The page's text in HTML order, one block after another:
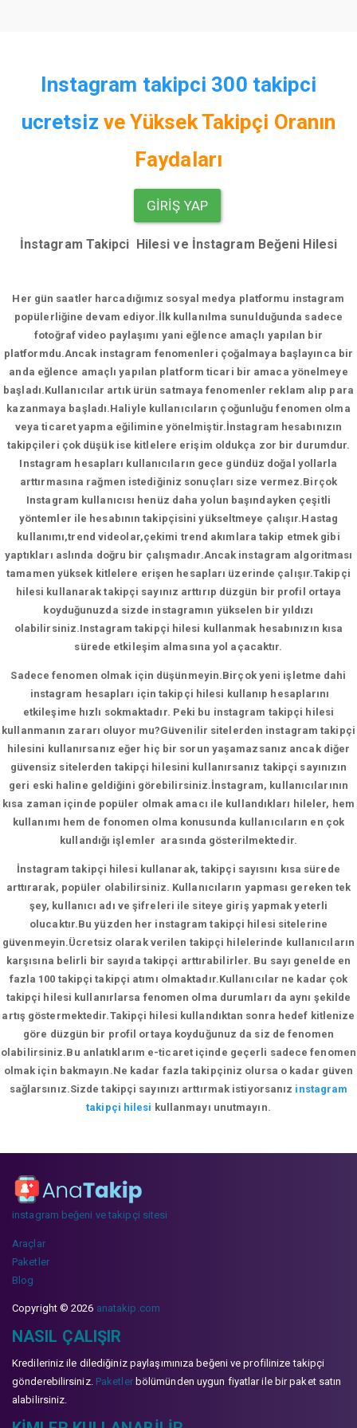
Instagram takipci 300 takipci
ucretsiz veYüksek Takipçi Oranın
Faydaları
GIRIŞ YAP
İnstagram Takipci Hilesi ve İnstagram Beğeni Hilesi
Her gün saatler harcadığımız sosyal medya platformu instagram
popülerliğine devam ediyor.İlk kullanılma sunulduğunda sadece
fotoğraf video paylaşımı yani eğlence amaçlı yapılan bir
platformdu.Ancak instagram fenomenleri çoğalmaya başlayınca bir
anda eğlence amaçlı yapılan platform ticari bir amaca yönelmeye
başladı.Kullanıcılar artık ürün satmaya fenomenler reklam alıp para
kazanmaya başladı.Haliyle kullanıcıların çoğunluğu fenomen olma
veya ticaret yapma eğilimine yönelmiştir.İnstagram hesabınızın
takipçileri çok düşük ise kitlelere erişim oldukça zor bir durumdur.
Instagram hesapları kullanıcıların gece gündüz doğal yollarla
arttırmasına rağmen istediğiniz sonuçları size vermez.Birçok
Instagram kullanıcısı henüz daha yolun başındayken çeşitli
yöntemler ile hesabının takipçisini yükseltmeye çalışır.Hastag
kullanımı,trend videolar,çekimi trend akımlara takip etmek gibi
yaptıkları aslında doğru bir çalışmadır.Ancak instagram algoritması
tamamen yüksek kitlelere erişen hesapları üzerinde çalışır.Takipçi
hilesi kullanarak takipçi sayınız arttırıp düzgün bir profil ortaya
koyduğunuzda sizde instagramın yükselen bir yıldızı
olabilirsiniz.Instagram takipçi hilesi kullanmak hesabınızın kısa
sürede etkileşim almasına yol açacaktır.
Sadece fenomen olmak için düşünmeyin.Birçok yeni işletme dahi
instagram hesapları için takipçi hilesi kullanıp hesaplarını
etkileşime hızlı sokmaktadır. Peki bu instagram takipçi hilesi
kullanmanın zararı oluyor mu?Güvenilir sitelerden instagram takipçi
hilesini kullanırsanız eğer hiç bir sorun yaşamazsanız ancak diğer
güvensiz sitelerden takipçi hilesini kullanırsanız takipçi sayınızın
geri eski haline geldiğini görebilirsiniz.İnstagram, kullanıcılarının
kısa zaman içinde popüler olmak amacı ile kullandıkları hileler, hem
kullanımı hem de fonomen olma konusunda kullanıcıların en çok
kullandığı işlemler arasında gösterilmektedir.
İnstagram takipçi hilesi kullanarak, takipçi sayısını kısa sürede
arttırarak, popüler olabilirsiniz. Kullanıcıların yapması gereken tek
şey, kullanıcı adı ve şifreleri ile siteye giriş yapmak yeterli
olucaktır.Bu yüzden her instagram takipçi hilesi sitelerine
güvenmeyin.Ücretsiz olarak verilen takipçi hilelerinde kullanıcıların
karşısına belirli bir sayıda takipçi arttırabilirler. Bu sayı genelde en
fazla 100 takipçi takipçi atımı olmaktadır.Kullanıcılar ne kadar çok
takipçi hilesi kullanırlarsa fenomen olma durumları da aynı şekilde
artış göstermektedir.Takipçi hilesi kullandıktan sonra hedef kitlenize
göre düzgün bir profil ortaya koyduğunuz da siz de fenomen
olabilirsiniz.Bu anlatıklarım e-ticaret içinde geçerli sadece fenomen
olmak için bakmayın.Ne kadar fazla takipçiniz olursa o kadar güven
sağlarsınız.Sizde takipçi sayınızı arttırmak istiyorsanız instagram
takipçi hilesi kullanmayı unutmayın.
instagram beğeni ve takipçi sitesi
Araçlar
Paketler
Blog
Copyright © 2026 anatakip.com
NASIL ÇALIŞIR
Kredileriniz ile dilediğiniz paylaşımınıza beğeni ve profilinize takipçi
gönderebilirsiniz. Paketlerbölümünden uygun fiyatlar ile bir paket satın
alabilirsiniz.